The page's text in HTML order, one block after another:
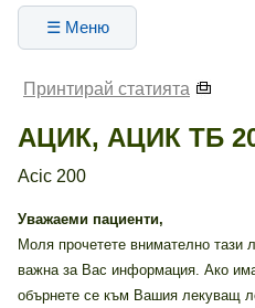
☰ Меню
Принтирай статията
АЦИК, АЦИК ТБ
Acic 200
Уважаеми пациенти,
Моля прочетете внимателно тази
важна за Вас информация. Ако
обърнете се към Вашия лекуващ